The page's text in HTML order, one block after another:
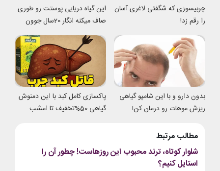
چربیسوزی که شگفتی لاغری آسان
را رقم زد!
این گیاه دریایی پوستت رو طوری
صاف میکنه انگار 20سال جوون
شدی
بدون دارو و با این شامپو گیاهی
ریزش موهات رو درمان کن!
پاکسازی کامل کبد با این دمنوش
گیاهی 50%تخفیف تا امشب
مطالب مرتبط
شلوار کوتاه، ترند محبوب این روزهاست! چطور آن را
استایل کنیم؟